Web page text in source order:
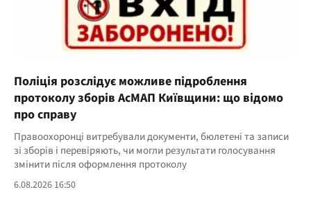
Поліція розслідує можливе підроблення
протоколу зборів АсМАП Київщини: що відомо
про справу
Правоохоронці витребували документи, бюлетені та записи
зі зборів і перевіряють, чи могли результати голосування
змінити після оформлення протоколу
6.08.2026 16:50